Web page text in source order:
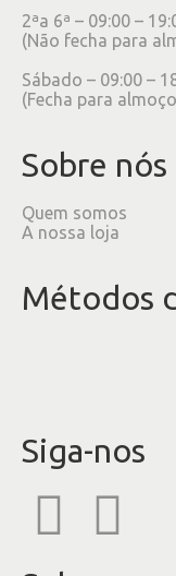
2ªa 6ª – 09:00 –
(Não fecha para
Sábado – 09:00 –
(Fecha para
Sobre nós
Quem somos
A nossa loja
Métodos
Siga-nos